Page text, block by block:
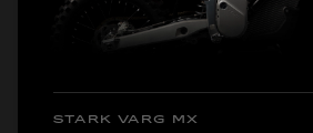
STARK VARG MX